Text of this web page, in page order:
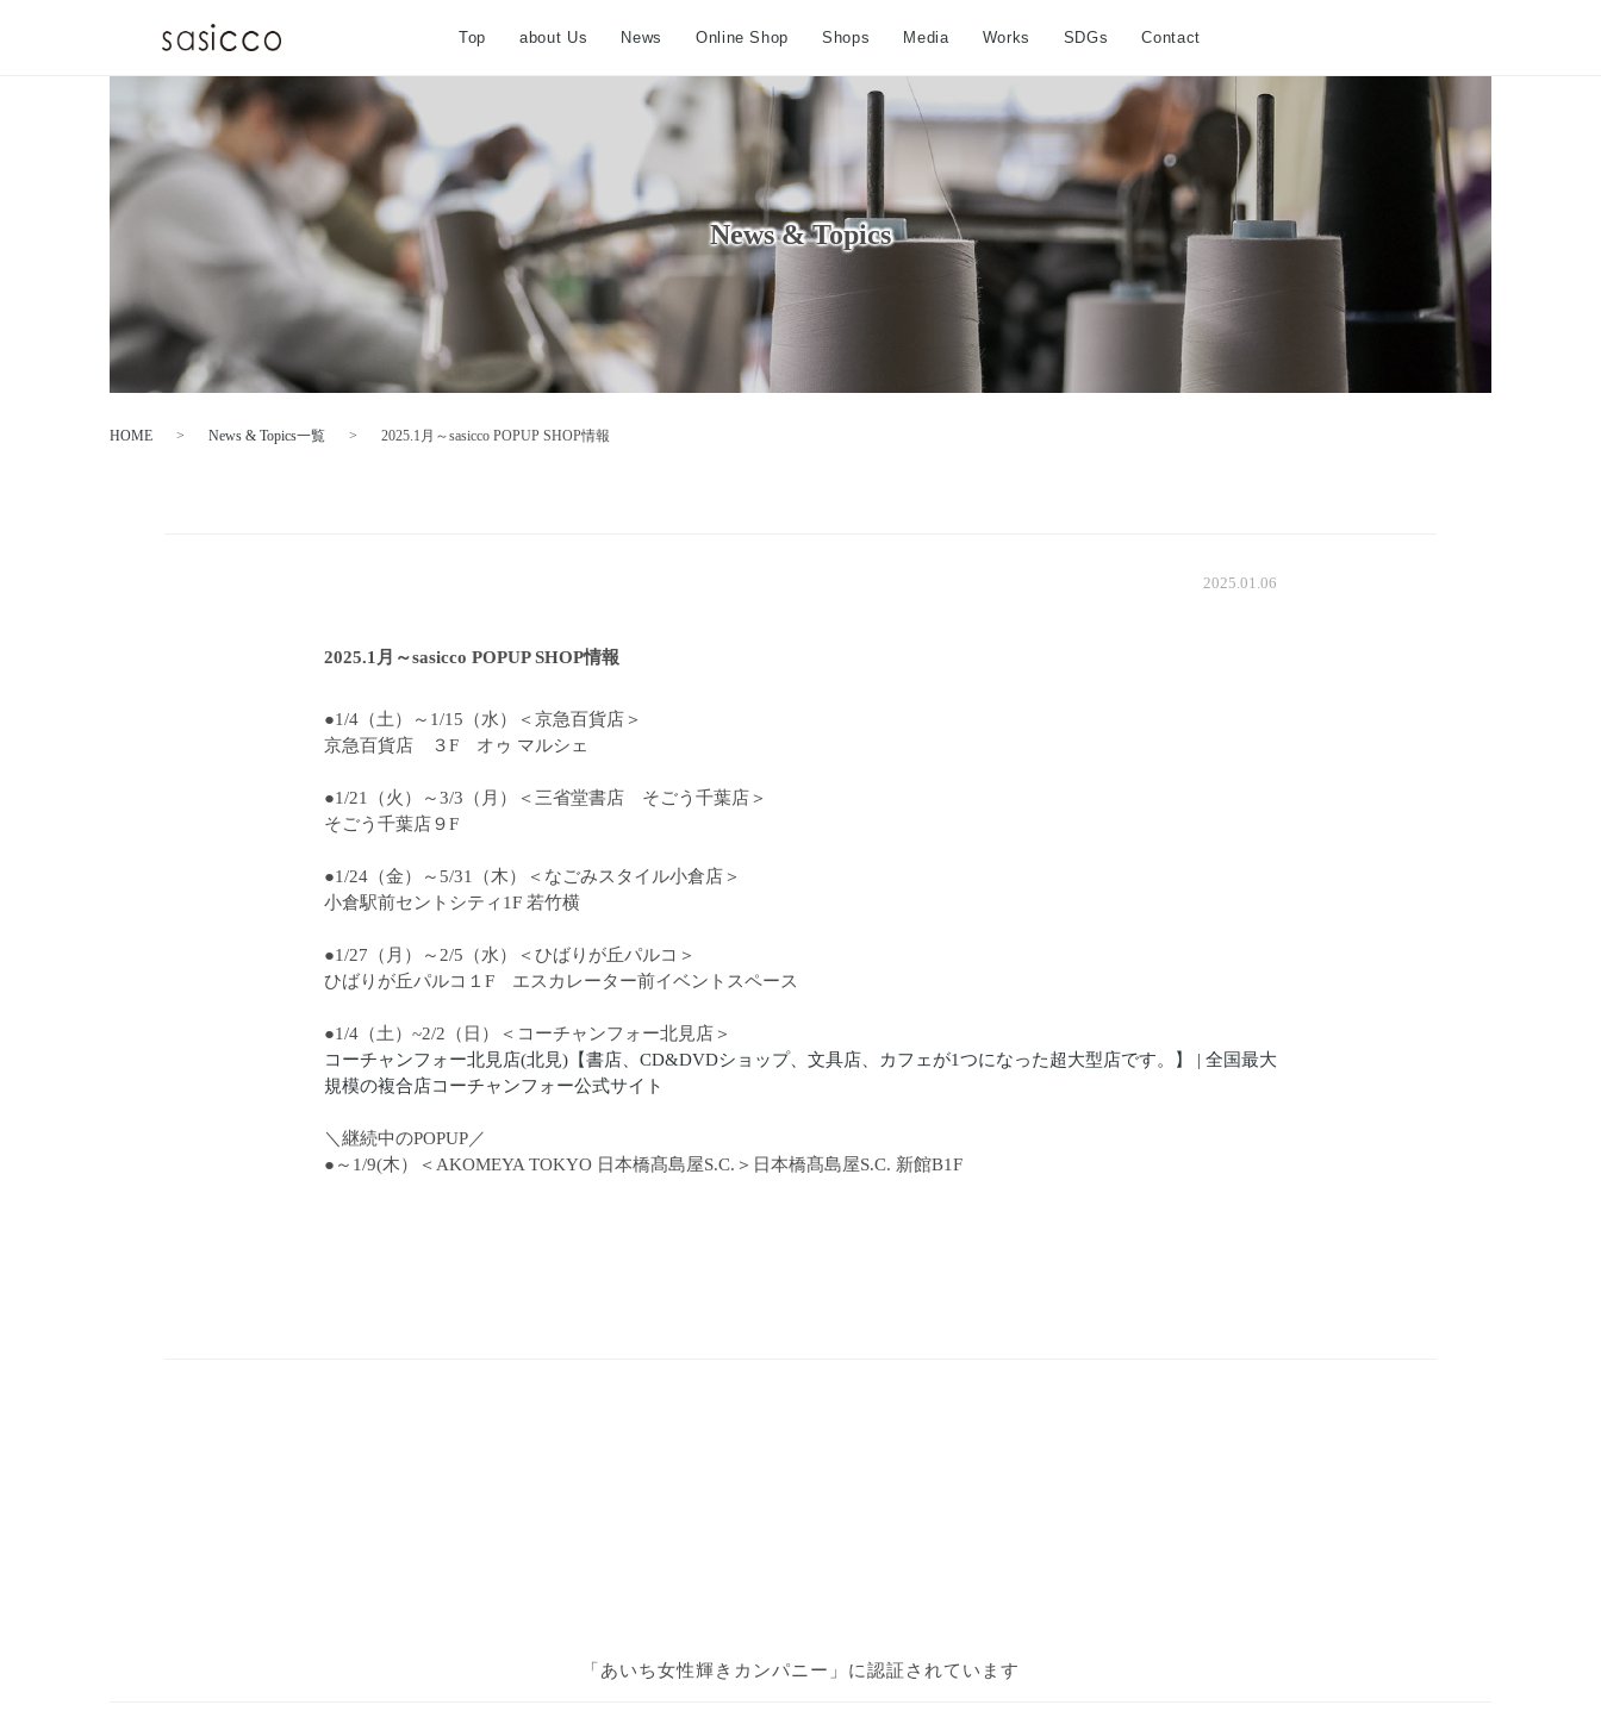
Top about Us News Online Shop Shops Media Works SDGs Contact
News & Topics
HOME > News & Topics一覧 > 2025.1月～sasicco POPUP SHOP情報
2025.01.06
2025.1月～sasicco POPUP SHOP情報
●1/4（土）～1/15（水）＜京急百貨店＞
京急百貨店 ３F オゥ マルシェ
●1/21（火）～3/3（月）＜三省堂書店 そごう千葉店＞
そごう千葉店９F
●1/24（金）～5/31（木）＜なごみスタイル小倉店＞
小倉駅前セントシティ1F 若竹横
●1/27（月）～2/5（水）＜ひばりが丘パルコ＞
ひばりが丘パルコ１F エスカレーター前イベントスペース
●1/4（土）~2/2（日）＜コーチャンフォー北見店＞
コーチャンフォー北見店(北見)【書店、CD&DVDショップ、文具店、カフェが1つになった超大型店です。】 | 全国最大
規模の複合店コーチャンフォー公式サイト
＼継続中のPOPUP／
●～1/9(木）＜AKOMEYA TOKYO 日本橋髙島屋S.C.＞日本橋髙島屋S.C. 新館B1F
「あいち女性輝きカンパニー」に認証されています